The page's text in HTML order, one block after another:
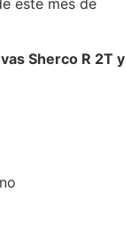
Sherco R 2T y